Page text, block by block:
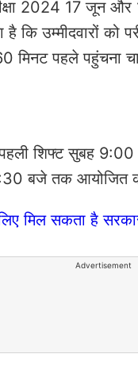
2024 17 जून
कि उम्मीदवारों को
मिनट पहले पहुंचना
पहली शिफ्ट सुबह
बजे तक आयोजित
मिल सकता है
Advertisement